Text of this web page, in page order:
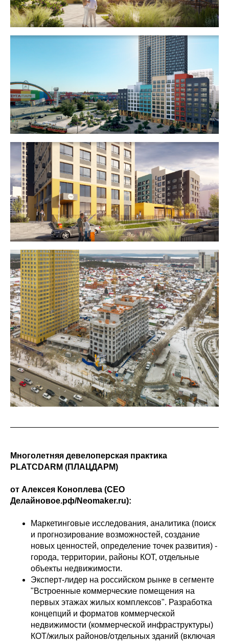
Многолетняя девелоперская практика
PLATCDARM (ПЛАЦДАРМ)
от Алексея Коноплева (CEO
Делайновое.рф/Neomaker.ru):
Маркетинговые исследования, аналитика (поиск
и прогнозирование возможностей, создание
новых ценностей, определение точек развития) -
города, территории, районы КОТ, отдельные
объекты недвижимости.
Эксперт-лидер на российском рынке в сегменте
"Встроенные коммерческие помещения на
первых этажах жилых комплексов". Разработка
концепций и форматов коммерческой
недвижимости (коммерческой инфраструктуры)
КОТ/жилых районов/отдельных зданий (включая